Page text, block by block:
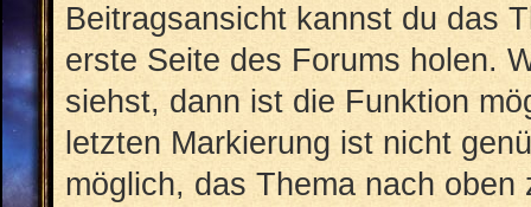
Beitragsansicht kannst du das
erste Seite des Forums holen.
siehst, dann ist die Funktion
letzten Markierung ist nicht
möglich, das Thema nach